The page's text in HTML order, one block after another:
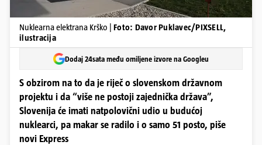
Nuklearna elektrana Krško | Foto: Davor Puklavec/PIXSELL,
ilustracija
Dodaj 24sata među omiljene izvore na Googleu
S obzirom na to da je riječ o slovenskom državnom
projektu i da “više ne postoji zajednička država”,
Slovenija će imati natpolovični udio u budućoj
nuklearci, pa makar se radilo i o samo 51 posto, piše
novi Express